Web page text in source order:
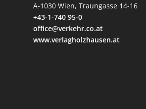
A-1030 Wien, Traungasse 14-16
+43-1-740 95-0
office@verkehr.co.at
www.verlagholzhausen.at